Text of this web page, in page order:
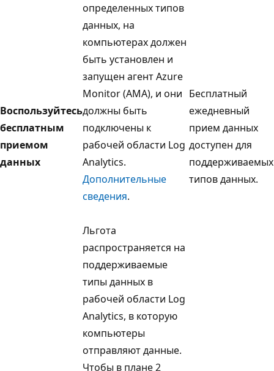
Воспользуйтесь
бесплатным
приемом
данных
определенных типов
данных, на
компьютерах должен
быть установлен и
запущен агент Azure
Monitor (AMA), и они
должны быть
подключены к
рабочей области Log
Analytics.
Дополнительные
сведения.
Льгота
распространяется на
поддерживаемые
типы данных в
рабочей области Log
Analytics, в которую
компьютеры
отправляют данные.
Бесплатный
ежедневный
прием данных
доступен для
поддерживаемых
типов данных.
Чтобы в плане 2